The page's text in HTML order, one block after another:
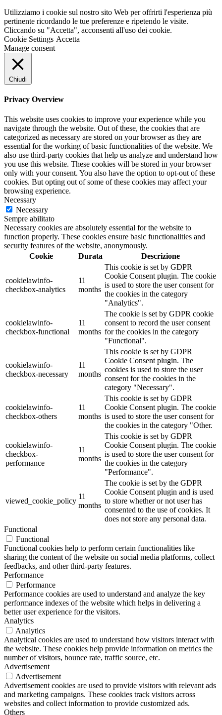
Utilizziamo i cookie sul nostro sito Web per offrirti l'esperienza più
pertinente ricordando le tue preferenze e ripetendo le visite.
Cliccando su "Accetta", acconsenti all'uso dei cookie.
Cookie Settings Accetta
Manage consent
Chiudi
Privacy Overview
This website uses cookies to improve your experience while you
navigate through the website. Out of these, the cookies that are
categorized as necessary are stored on your browser as they are
essential for the working of basic functionalities of the website. We
also use third-party cookies that help us analyze and understand how
you use this website. These cookies will be stored in your browser
only with your consent. You also have the option to opt-out of these
cookies. But opting out of some of these cookies may affect your
browsing experience.
Necessary
Necessary
Sempre abilitato
Necessary cookies are absolutely essential for the website to
function properly. These cookies ensure basic functionalities and
security features of the website, anonymously.
Cookie
Durata Descrizione
cookielawinfo-
checkbox-analytics
11
months
This cookie is set by GDPR
Cookie Consent plugin. The cookie
is used to store the user consent for
the cookies in the category
"Analytics".
cookielawinfo-
checkbox-functional
11
months
The cookie is set by GDPR cookie
consent to record the user consent
for the cookies in the category
"Functional".
cookielawinfo-
checkbox-necessary
11
months
This cookie is set by GDPR
Cookie Consent plugin. The
cookies is used to store the user
consent for the cookies in the
category "Necessary".
cookielawinfo-
checkbox-others
11
months
This cookie is set by GDPR
Cookie Consent plugin. The cookie
is used to store the user consent for
the cookies in the category "Other.
cookielawinfo-
checkbox-
performance
11
months
This cookie is set by GDPR
Cookie Consent plugin. The cookie
is used to store the user consent for
the cookies in the category
"Performance".
viewed_cookie_policy
11
months
The cookie is set by the GDPR
Cookie Consent plugin and is used
to store whether or not user has
consented to the use of cookies. It
does not store any personal data.
Functional
Functional
Functional cookies help to perform certain functionalities like
sharing the content of the website on social media platforms, collect
feedbacks, and other third-party features.
Performance
Performance
Performance cookies are used to understand and analyze the key
performance indexes of the website which helps in delivering a
better user experience for the visitors.
Analytics
Analytics
Analytical cookies are used to understand how visitors interact with
the website. These cookies help provide information on metrics the
number of visitors, bounce rate, traffic source, etc.
Advertisement
Advertisement
Advertisement cookies are used to provide visitors with relevant ads
and marketing campaigns. These cookies track visitors across
websites and collect information to provide customized ads.
Others